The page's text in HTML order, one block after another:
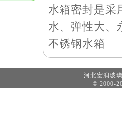
水箱密封是采
水、弹性大、
不锈钢水箱
河北宏润
© 2000-